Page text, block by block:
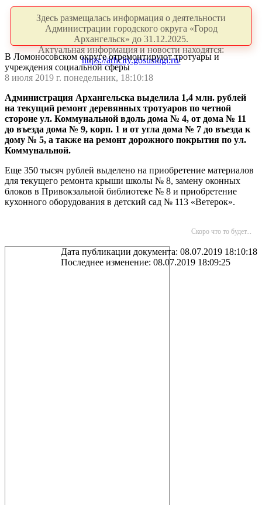
Здесь размещалась информация о деятельности
Администрации городского округа «Город
Архангельск» до 31.12.2025.
Актуальная информация и новости находятся:
https://arhcity.gosuslugi.ru/
В Ломоносовском округе отремонтируют тротуары и
учреждения социальной сферы
8 июля 2019 г. понедельник, 18:10:18
Администрация Архангельска выделила 1,4 млн. рублей
на текущий ремонт деревянных тротуаров по четной
стороне ул. Коммунальной вдоль дома № 4, от дома № 11
до въезда дома № 9, корп. 1 и от угла дома № 7 до въезда к
дому № 5, а также на ремонт дорожного покрытия по ул.
Коммунальной.
Еще 350 тысяч рублей выделено на приобретение материалов
для текущего ремонта крыши школы № 8, замену оконных
блоков в Привокзальной библиотеке № 8 и приобретение
кухонного оборудования в детский сад № 113 «Ветерок».
Скоро что то будет...
Дата публикации документа: 08.07.2019 18:10:18
Последнее изменение: 08.07.2019 18:09:25